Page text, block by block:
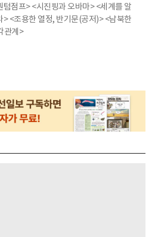
텀점프> <시진핑과 오바마> <세계를 알
> <조용한 열정, 반기문(공저)> <남북한
관계>